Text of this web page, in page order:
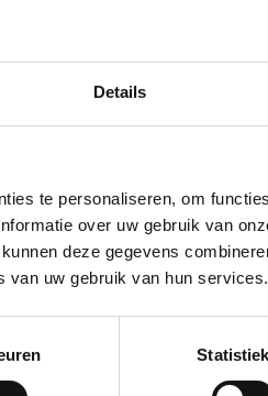
Details
te personaliseren, om
over uw gebruik van
deze gegevens
van uw gebruik van hun services.
je